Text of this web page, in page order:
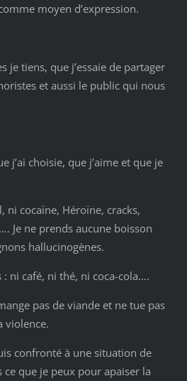
moyen d’expression.
je tiens, que j’essaie de partager
et aussi le public qui nous
j’ai choisie, que j’aime et que je
ni cocaïne, Héroïne, cracks,
Je ne prends aucune boisson
hallucinogènes.
: ni café, ni thé, ni coca-cola….
pas de viande et ne tue pas
violence.
confronté à une situation de
que je peux pour apaiser la